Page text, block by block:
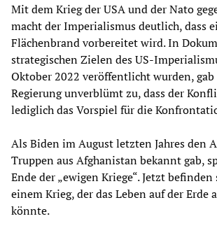
Mit dem Krieg der USA und der Nato
macht der Imperialismus deutlich, dass
Flächenbrand vorbereitet wird. In
strategischen Zielen des US-
Oktober 2022 veröffentlicht wurden,
Regierung unverblümt zu, dass der
lediglich das Vorspiel für die
Als Biden im August letzten Jahres den
Truppen aus Afghanistan bekannt gab,
Ende der „ewigen Kriege“. Jetzt
einem Krieg, der das Leben auf der Erde
könnte.